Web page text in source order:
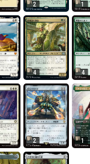
2 1
4 4
2 1